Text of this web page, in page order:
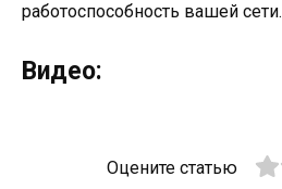
работоспособность вашей сети.
Видео:
Оцените статью